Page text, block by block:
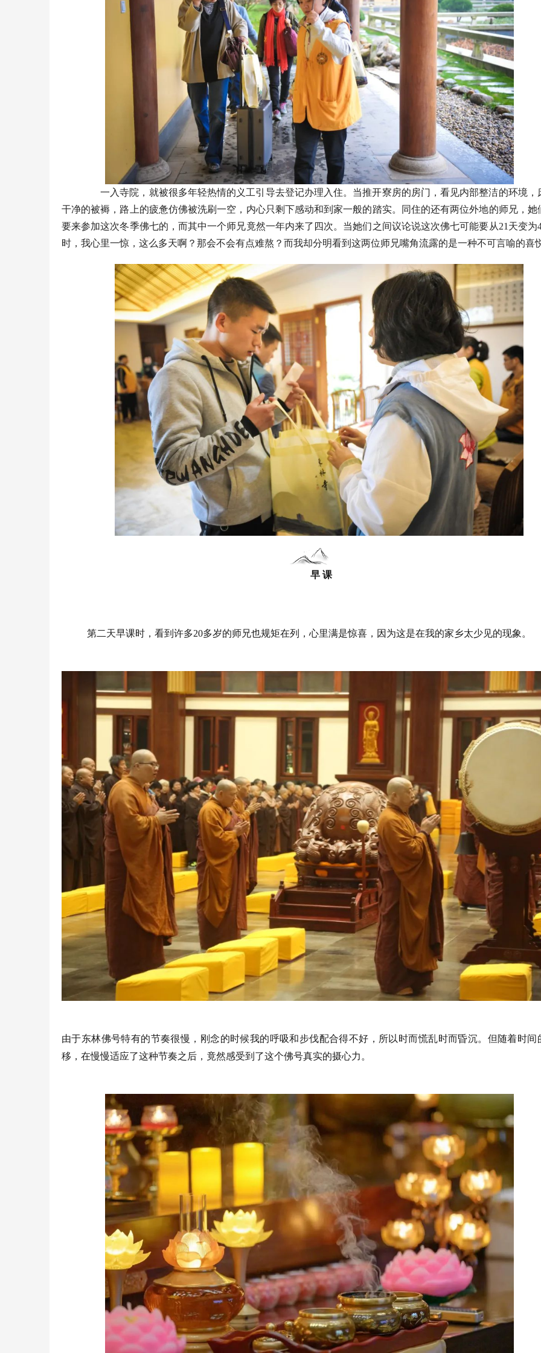
一入寺院，就被很多年轻热情的义工引导去登记办理入住。当推开寮房的房门，看见内部整洁的环境，
干净的被褥，路上的疲惫仿佛被洗刷一空，内心只剩下感动和到家一般的踏实。同住的还有两位外地的师兄，她
要来参加这次冬季佛七的，而其中一个师兄竟然一年内来了四次。当她们之间议论说这次佛七可能要从21天变为
时，我心里一惊，这么多天啊？那会不会有点难熬？而我却分明看到这两位师兄嘴角流露的是一种不可言喻的喜
早 课
第二天早课时，看到许多20多岁的师兄也规矩在列，心里满是惊喜，因为这是在我的家乡太少见的现象。
由于东林佛号特有的节奏很慢，刚念的时候我的呼吸和步伐配合得不好，所以时而慌乱时而昏沉。但随着时间
移，在慢慢适应了这种节奏之后，竟然感受到了这个佛号真实的摄心力。